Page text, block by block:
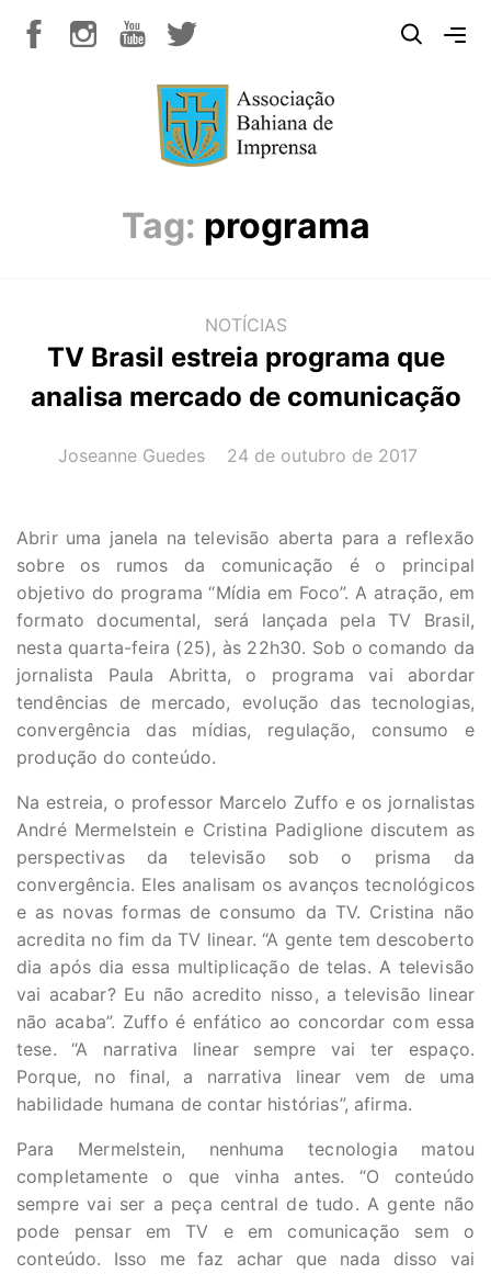
Tag: programa
NOTÍCIAS
TV Brasil estreia programa que
analisa mercado de comunicação
AUTOR(A):
Joseanne Guedes DATA:
24 de outubro de 2017
Abrir uma janela na televisão aberta para a reflexão
sobre os rumos da comunicação é o principal
objetivo do programa “Mídia em Foco”. A atração, em
formato documental, será lançada pela TV Brasil,
nesta quarta-feira (25), às 22h30. Sob o comando da
jornalista Paula Abritta, o programa vai abordar
tendências de mercado, evolução das tecnologias,
convergência das mídias, regulação, consumo e
produção do conteúdo.
Na estreia, o professor Marcelo Zuffo e os jornalistas
André Mermelstein e Cristina Padiglione discutem as
perspectivas da televisão sob o prisma da
convergência. Eles analisam os avanços tecnológicos
e as novas formas de consumo da TV. Cristina não
acredita no fim da TV linear. “A gente tem descoberto
dia após dia essa multiplicação de telas. A televisão
vai acabar? Eu não acredito nisso, a televisão linear
não acaba”. Zuffo é enfático ao concordar com essa
tese. “A narrativa linear sempre vai ter espaço.
Porque, no final, a narrativa linear vem de uma
habilidade humana de contar histórias”, afirma.
Para Mermelstein, nenhuma tecnologia matou
completamente o que vinha antes. “O conteúdo
sempre vai ser a peça central de tudo. A gente não
pode pensar em TV e em comunicação sem o
conteúdo. Isso me faz achar que nada disso vai